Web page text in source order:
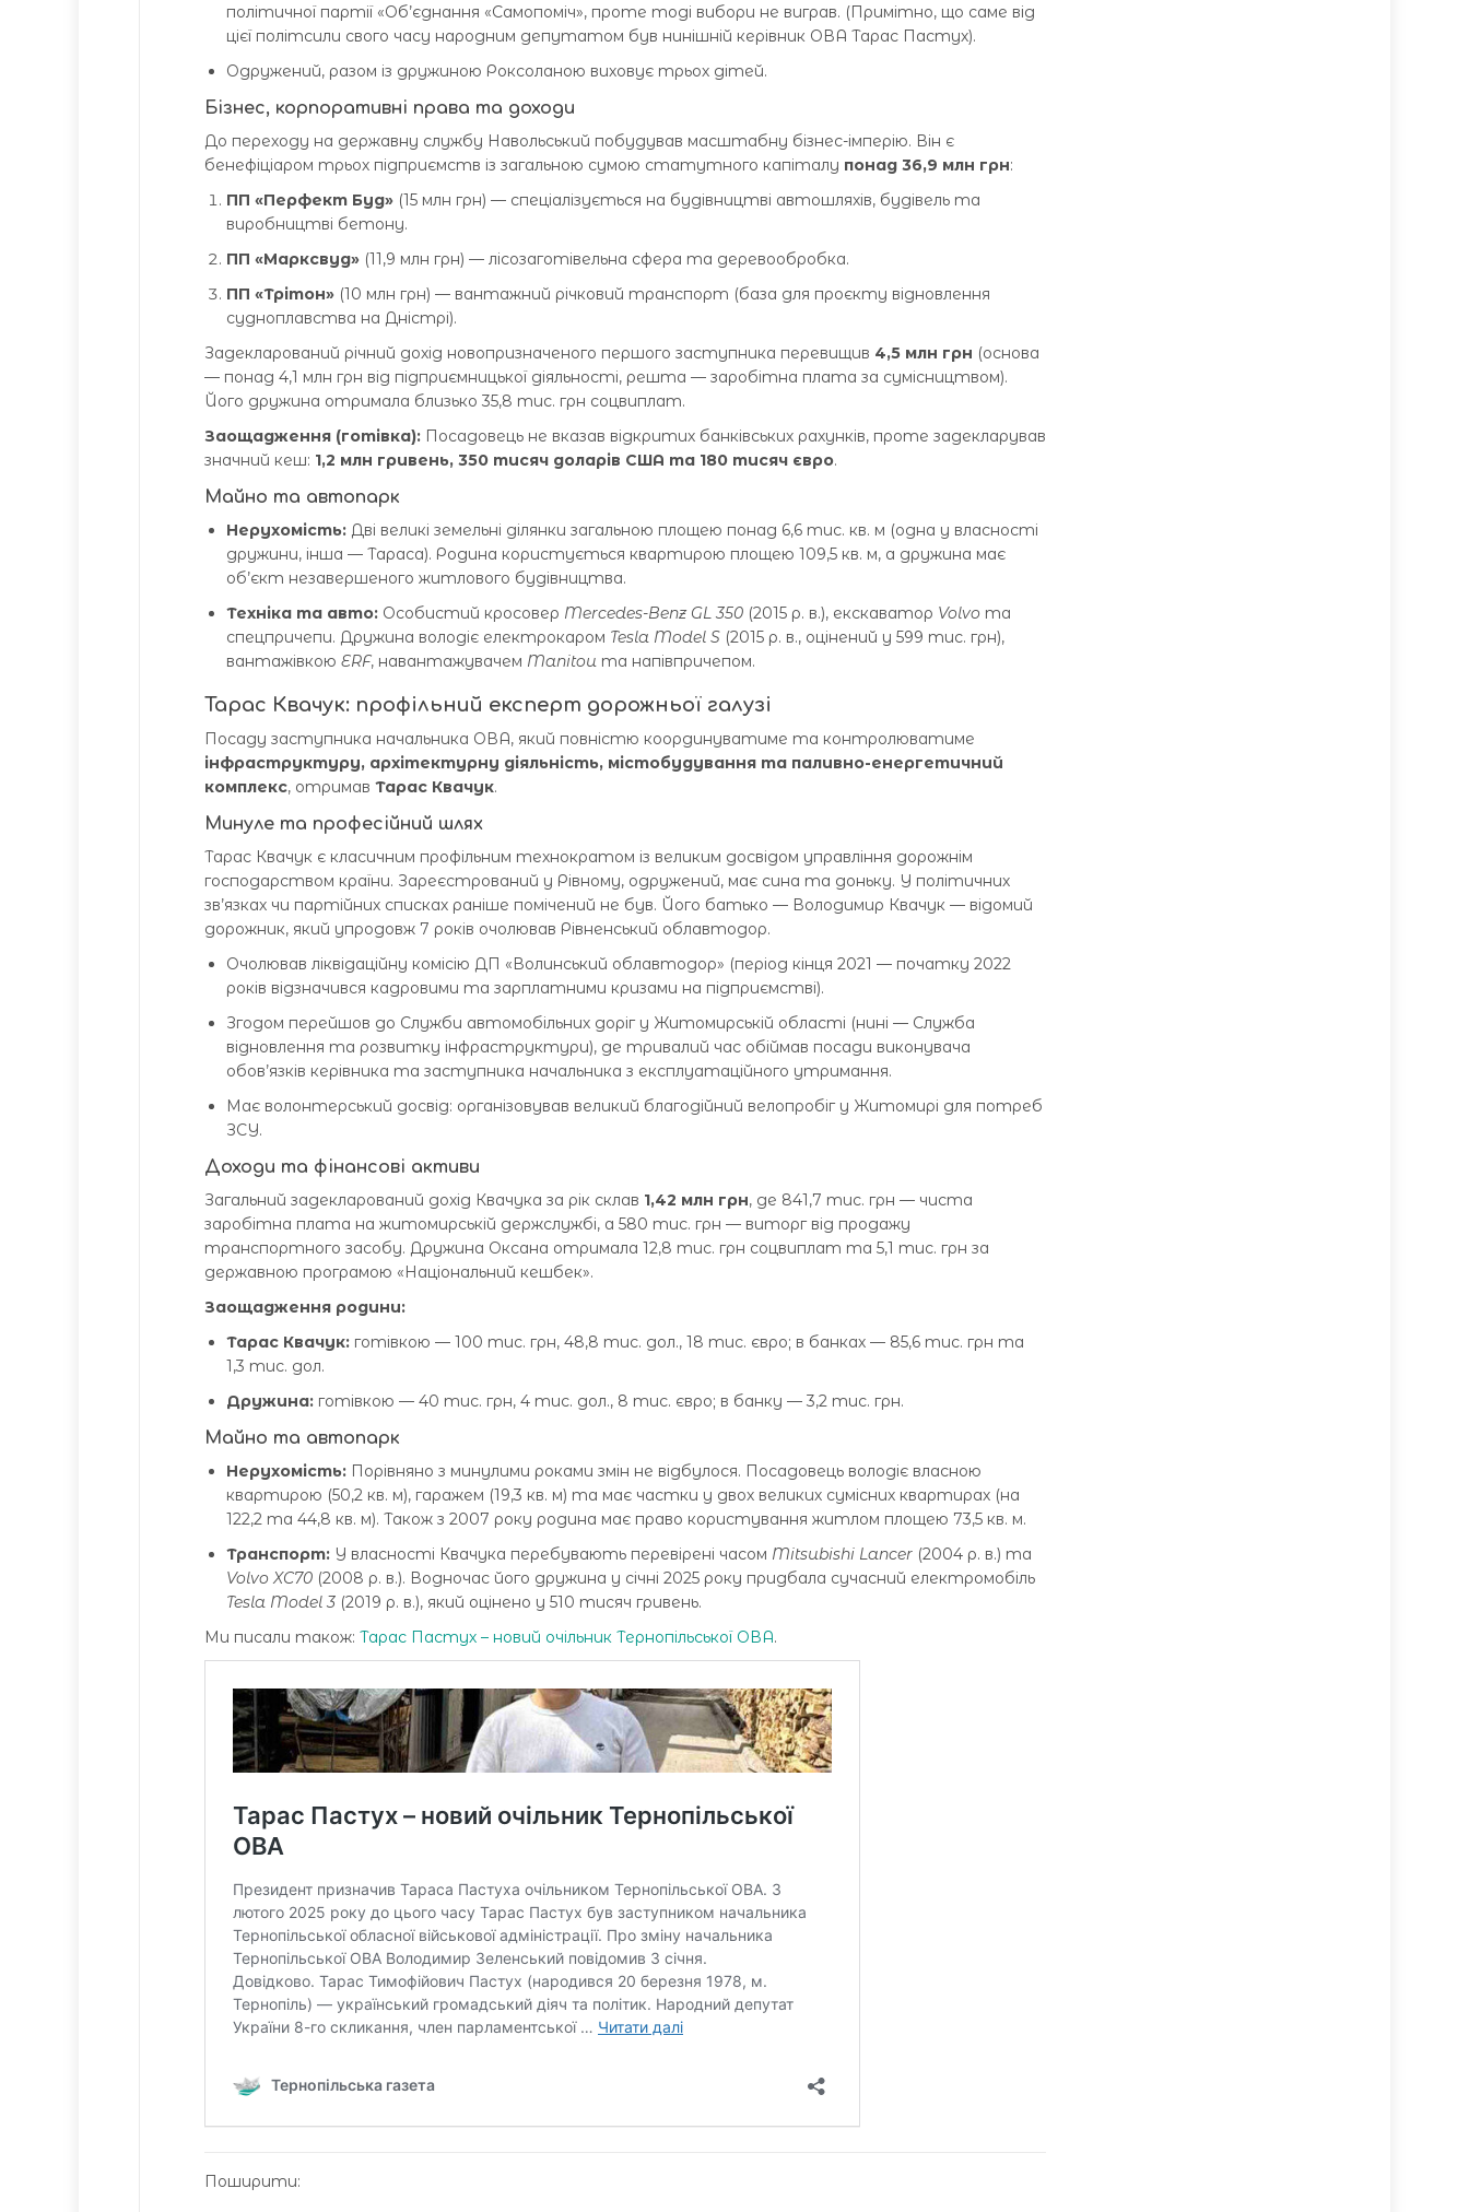
політичної партії «Об’єднання «Самопоміч», проте тоді вибори не виграв. (Примітно, що саме від
цієї політсили свого часу народним депутатом був нинішній керівник ОВА Тарас Пастух).
Одружений, разом із дружиною Роксоланою виховує трьох дітей.
Бізнес, корпоративні права та доходи
До переходу на державну службу Навольський побудував масштабну бізнес-імперію. Він є
бенефіціаром трьох підприємств із загальною сумою статутного капіталу понад 36,9 млн грн:
ПП «Перфект Буд» (15 млн грн) — спеціалізується на будівництві автошляхів, будівель та
виробництві бетону.
ПП «Марксвуд» (11,9 млн грн) — лісозаготівельна сфера та деревообробка.
ПП «Трітон» (10 млн грн) — вантажний річковий транспорт (база для проєкту відновлення
судноплавства на Дністрі).
Задекларований річний дохід новопризначеного першого заступника перевищив 4,5 млн грн (основа
— понад 4,1 млн грн від підприємницької діяльності, решта — заробітна плата за сумісництвом).
Його дружина отримала близько 35,8 тис. грн соцвиплат.
Заощадження (готівка): Посадовець не вказав відкритих банківських рахунків, проте задекларував
значний кеш: 1,2 млн гривень, 350 тисяч доларів США та 180 тисяч євро.
Майно та автопарк
Нерухомість: Дві великі земельні ділянки загальною площею понад 6,6 тис. кв. м (одна у власності
дружини, інша — Тараса). Родина користується квартирою площею 109,5 кв. м, а дружина має
об’єкт незавершеного житлового будівництва.
Техніка та авто: Особистий кросовер Mercedes-Benz GL 350 (2015 р. в.), екскаватор Volvo та
спецпричепи. Дружина володіє електрокаром Tesla Model S (2015 р. в., оцінений у 599 тис. грн),
вантажівкою ERF, навантажувачем Manitou та напівпричепом.
Тарас Квачук: профільний експерт дорожньої галузі
Посаду заступника начальника ОВА, який повністю координуватиме та контролюватиме
інфраструктуру, архітектурну діяльність, містобудування та паливно-енергетичний
комплекс, отримав Тарас Квачук.
Минуле та професійний шлях
Тарас Квачук є класичним профільним технократом із великим досвідом управління дорожнім
господарством країни. Зареєстрований у Рівному, одружений, має сина та доньку. У політичних
зв’язках чи партійних списках раніше помічений не був. Його батько — Володимир Квачук — відомий
дорожник, який упродовж 7 років очолював Рівненський облавтодор.
Очолював ліквідаційну комісію ДП «Волинський облавтодор» (період кінця 2021 — початку 2022
років відзначився кадровими та зарплатними кризами на підприємстві).
Згодом перейшов до Служби автомобільних доріг у Житомирській області (нині — Служба
відновлення та розвитку інфраструктури), де тривалий час обіймав посади виконувача
обов’язків керівника та заступника начальника з експлуатаційного утримання.
Має волонтерський досвід: організовував великий благодійний велопробіг у Житомирі для потреб
ЗСУ.
Доходи та фінансові активи
Загальний задекларований дохід Квачука за рік склав 1,42 млн грн, де 841,7 тис. грн — чиста
заробітна плата на житомирській держслужбі, а 580 тис. грн — виторг від продажу
транспортного засобу. Дружина Оксана отримала 12,8 тис. грн соцвиплат та 5,1 тис. грн за
державною програмою «Національний кешбек».
Заощадження родини:
Тарас Квачук: готівкою — 100 тис. грн, 48,8 тис. дол., 18 тис. євро; в банках — 85,6 тис. грн та
1,3 тис. дол.
Дружина: готівкою — 40 тис. грн, 4 тис. дол., 8 тис. євро; в банку — 3,2 тис. грн.
Майно та автопарк
Нерухомість: Порівняно з минулими роками змін не відбулося. Посадовець володіє власною
квартирою (50,2 кв. м), гаражем (19,3 кв. м) та має частки у двох великих сумісних квартирах (на
122,2 та 44,8 кв. м). Також з 2007 року родина має право користування житлом площею 73,5 кв. м.
Транспорт: У власності Квачука перебувають перевірені часом Mitsubishi Lancer (2004 р. в.) та
Volvo XC70 (2008 р. в.). Водночас його дружина у січні 2025 року придбала сучасний електромобіль
Tesla Model 3 (2019 р. в.), який оцінено у 510 тисяч гривень.
Ми писали також: Тарас Пастух – новий очільник Тернопільської ОВА.
Поширити: